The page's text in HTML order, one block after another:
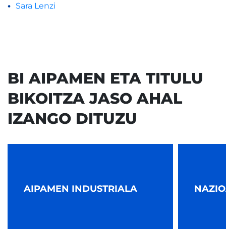
Sara Lenzi
BI AIPAMEN ETA TITULU
BIKOITZA JASO AHAL
IZANGO DITUZU
AIPAMEN INDUSTRIALA